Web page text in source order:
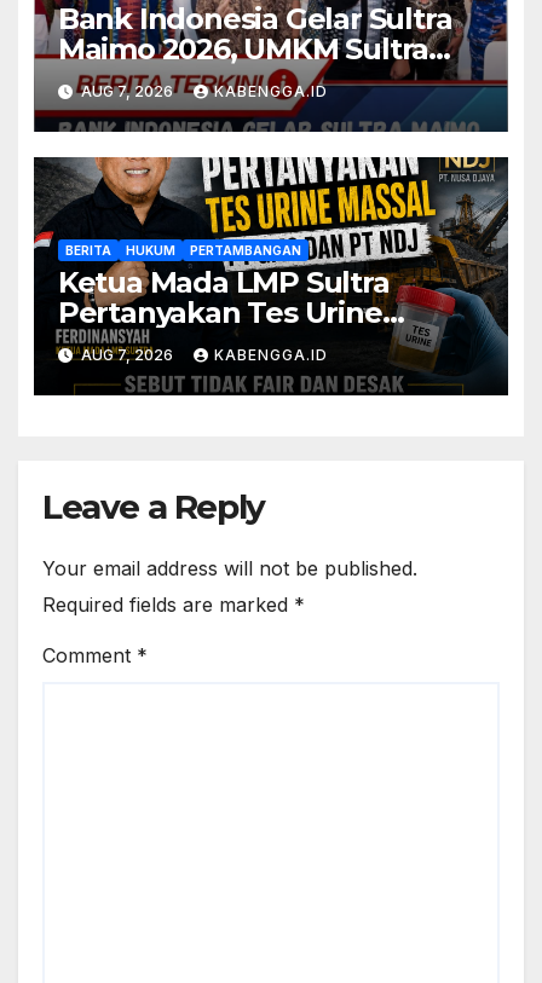
Bank Indonesia Gelar Sultra
Maimo 2026, UMKM Sultra
Didorong Tembus Pasar
Global
AUG 7, 2026 KABENGGA.ID
BERITA HUKUM PERTAMBANGAN
Ketua Mada LMP Sultra
Pertanyakan Tes Urine
Massal PT GMS dan PT NDJ,
Sebut Tidak Fair dan Desak
DPRD Gelar Hearing
AUG 7, 2026 KABENGGA.ID
Leave a Reply
Your email address will not be published.
Required fields are marked *
Comment *